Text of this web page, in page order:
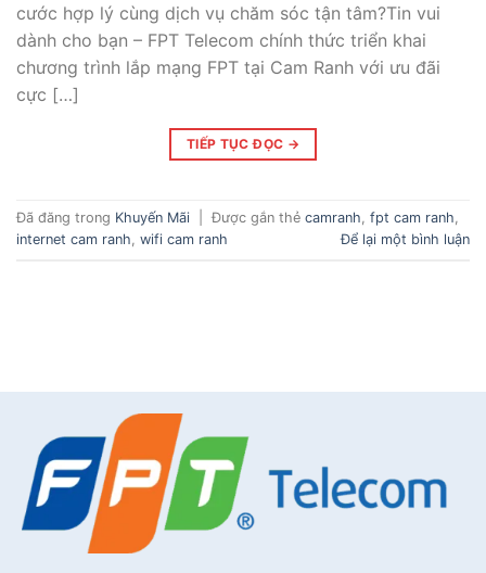
cước hợp lý cùng dịch vụ chăm sóc tận tâm?Tin vui
dành cho bạn – FPT Telecom chính thức triển khai
chương trình lắp mạng FPT tại Cam Ranh với ưu đãi
cực […]
TIẾP TỤC ĐỌC →
Đã đăng trong Khuyến Mãi Được gắn thẻ camranh, fpt cam ranh,
internet cam ranh, wifi cam ranh Để lại một bình luận